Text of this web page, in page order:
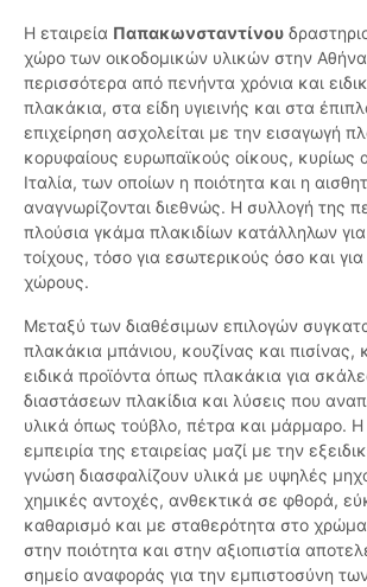
Η εταιρεία Παπακωνσταντίνου
χώρο των οικοδομικών υλικών στην Αθήνα
περισσότερα από πενήντα χρόνια και
πλακάκια, στα είδη υγιεινής και στα
επιχείρηση ασχολείται με την εισαγωγή
κορυφαίους ευρωπαϊκούς οίκους, κυρίως
Ιταλία, των οποίων η ποιότητα και η
αναγνωρίζονται διεθνώς. Η συλλογή της
πλούσια γκάμα πλακιδίων κατάλληλων
τοίχους, τόσο για εσωτερικούς όσο και
χώρους.
Μεταξύ των διαθέσιμων επιλογών
πλακάκια μπάνιου, κουζίνας και πισίνας,
ειδικά προϊόντα όπως πλακάκια για
διαστάσεων πλακίδια και λύσεις που
υλικά όπως τούβλο, πέτρα και μάρμαρο. Η
εμπειρία της εταιρείας μαζί με την
γνώση διασφαλίζουν υλικά με υψηλές
χημικές αντοχές, ανθεκτικά σε φθορά,
καθαρισμό και με σταθερότητα στο
στην ποιότητα και στην αξιοπιστία
σημείο αναφοράς για την εμπιστοσύνη